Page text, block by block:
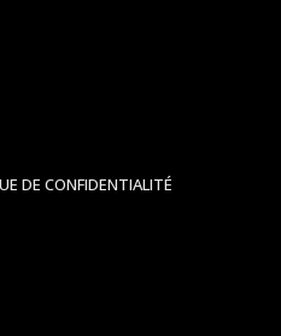
DE CONFIDENTIALITÉ